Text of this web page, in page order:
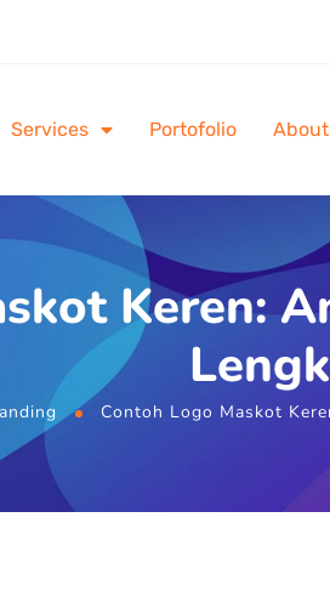
Services Portofolio
Keren:
Contoh Logo Maskot